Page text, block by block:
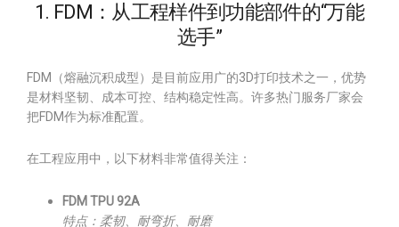
1. FDM：从工程样件到功能部件的“万能
选手”
FDM（熔融沉积成型）是目前应用广的3D打印技术之一，优势
是材料坚韧、成本可控、结构稳定性高。许多热门服务厂家会
把FDM作为标准配置。
在工程应用中，以下材料非常值得关注：
FDM TPU 92A
特点：柔韧、耐弯折、耐磨